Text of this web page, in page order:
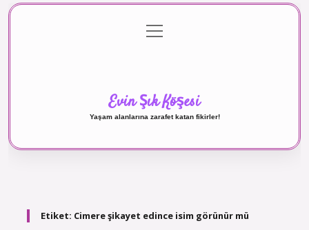
Gizlilik Politikası
menüyü
aç
Evin Şık Köşesi
Yaşam alanlarına zarafet katan fikirler!
Etiket: Cimere şikayet edince isim görünür mü